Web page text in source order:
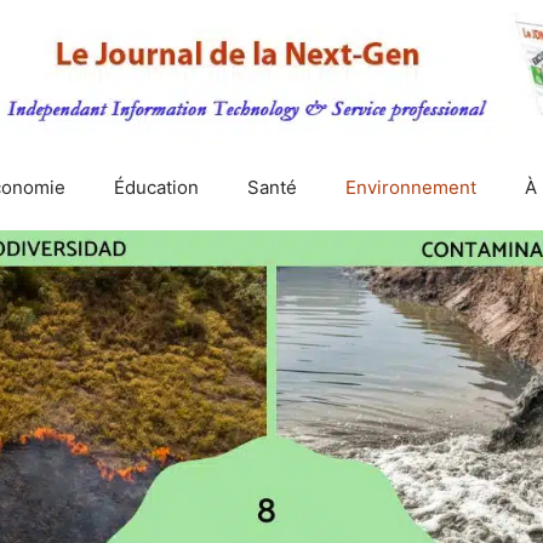
Éducation Santé Environnement À